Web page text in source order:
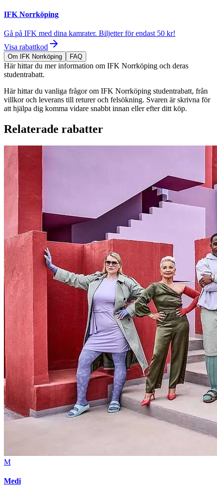
IFK Norrköping
Gå på IFK med dina kamrater. Biljetter för endast 50 kr!
Visa rabattkod
Om IFK Norrköping FAQ
Här hittar du mer information om IFK Norrköping och deras
studentrabatt.
Här hittar du vanliga frågor om IFK Norrköping studentrabatt, från
villkor och leverans till returer och felsökning. Svaren är skrivna för
att hjälpa dig komma vidare snabbt innan eller efter ditt köp.
Relaterade rabatter
M
Medi